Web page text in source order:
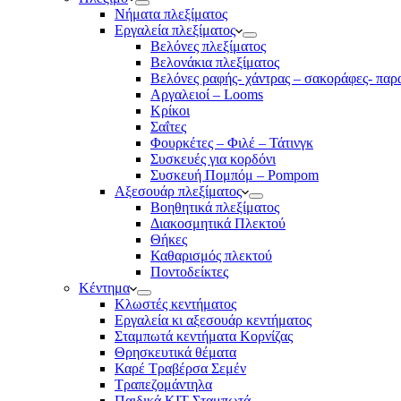
Νήματα πλεξίματος
Εργαλεία πλεξίματος
Βελόνες πλεξίματος
Βελονάκια πλεξίματος
Βελόνες ραφής- χάντρας – σακοράφες-
Αργαλειοί – Looms
Κρίκοι
Σαΐτες
Φουρκέτες – Φιλέ – Τάτινγκ
Συσκευές για κορδόνι
Συσκευή Πομπόμ – Pompom
Αξεσουάρ πλεξίματος
Βοηθητικά πλεξίματος
Διακοσμητικά Πλεκτού
Θήκες
Καθαρισμός πλεκτού
Ποντοδείκτες
Κέντημα
Κλωστές κεντήματος
Eργαλεία κι αξεσουάρ κεντήματος
Σταμπωτά κεντήματα Κορνίζας
Θρησκευτικά θέματα
Καρέ Τραβέρσα Σεμέν
Τραπεζομάντηλα